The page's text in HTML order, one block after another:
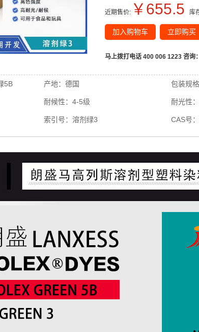
近期售价: ￥655.5 库
加入购物车 立即购买
马上拨打电话 400 006 1223 咨询：
5B 产地： 德国 包装规格
耐候性： 4-5级 耐光性：
索引号： 溶剂绿3 CAS号：